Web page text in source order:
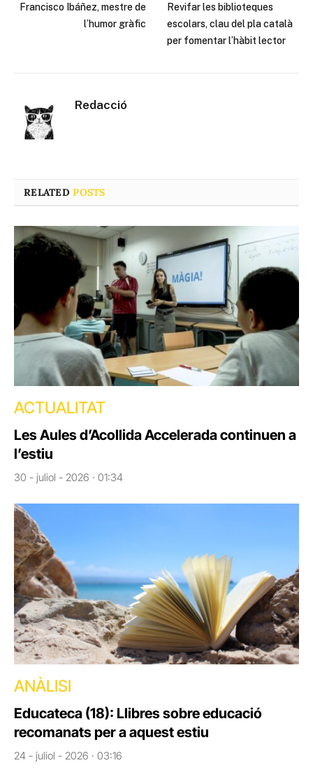
Francisco Ibáñez, mestre de
l’humor gràfic
Revifar les biblioteques
escolars, clau del pla català
per fomentar l’hàbit lector
Redacció
RELATEDPOSTS
ACTUALITAT
Les Aules d’Acollida Accelerada continuen a
l’estiu
30 - juliol - 2026 · 01:34
ANÀLISI
Educateca (18): Llibres sobre educació
recomanats per a aquest estiu
24 - juliol - 2026 · 03:16